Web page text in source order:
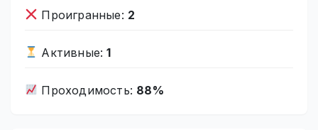
Проигранные: 2
Активные:1
Проходимость: 88%